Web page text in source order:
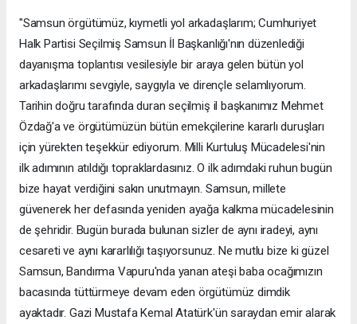
"Samsun örgütümüz, kıymetli yol arkadaşlarım; Cumhuriyet
Halk Partisi Seçilmiş Samsun İl Başkanlığı'nın düzenlediği
dayanışma toplantısı vesilesiyle bir araya gelen bütün yol
arkadaşlarımı sevgiyle, saygıyla ve dirençle selamlıyorum.
Tarihin doğru tarafında duran seçilmiş il başkanımız Mehmet
Özdağ'a ve örgütümüzün bütün emekçilerine kararlı duruşları
için yürekten teşekkür ediyorum. Milli Kurtuluş Mücadelesi'nin
ilk adımının atıldığı topraklardasınız. O ilk adımdaki ruhun bugün
bize hayat verdiğini sakın unutmayın. Samsun, millete
güvenerek her defasında yeniden ayağa kalkma mücadelesinin
de şehridir. Bugün burada bulunan sizler de aynı iradeyi, aynı
cesareti ve aynı kararlılığı taşıyorsunuz. Ne mutlu bize ki güzel
Samsun, Bandırma Vapuru'nda yanan ateşi baba ocağımızın
bacasında tüttürmeye devam eden örgütümüz dimdik
ayaktadır. Gazi Mustafa Kemal Atatürk'ün saraydan emir alarak